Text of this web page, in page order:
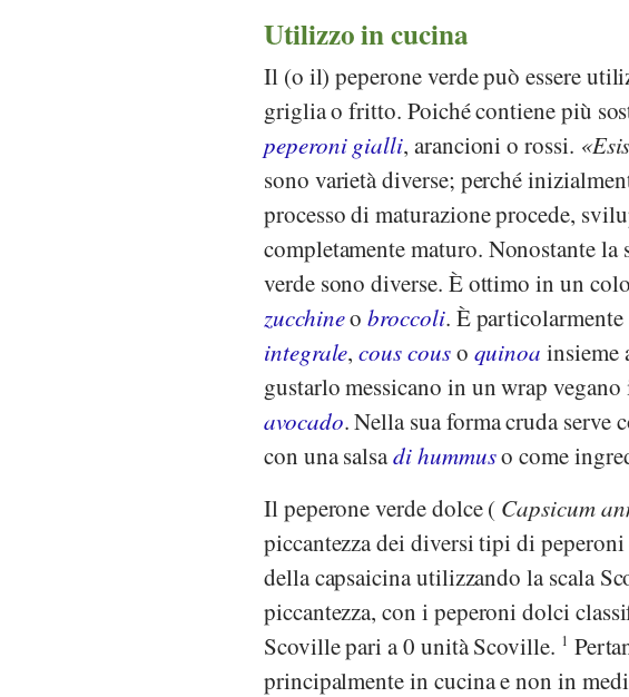
Utilizzo in cucina
Il (o il) peperone verde può essere
griglia o fritto. Poiché contiene più
peperoni gialli, arancioni o rossi.
sono varietà diverse; perché
processo di maturazione procede,
completamente maturo. Nonostante
verde sono diverse. È ottimo in un
zucchineobroccoli. È
integrale,cous couso quinoa insieme
gustarlo messicano in un wrap vegano
avocado. Nella sua forma cruda serve
con una salsadi hummuso come
Il peperone verde dolce ( Capsicum
piccantezza dei diversi tipi di peperoni
della capsaicina utilizzando la scala
piccantezza, con i peperoni dolci
Scoville pari a 0 unità Scoville. 1
principalmente in cucina e non in